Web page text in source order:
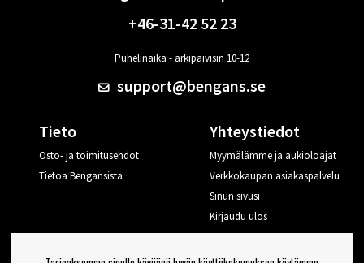
+46-31-42 52 23
Puhelinaika - arkipäivisin 10-12
support@bengans.se
Tieto
Osto- ja toimitusehdot
Tietoa Bengansista
Yhteystiedot
Myymälämme ja aukioloajat
Verkkokaupan asiakaspalvelu
Sinun sivusi
Kirjaudu ulos
Haluan vinkkejä Bengansilta